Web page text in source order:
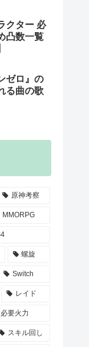
クター 必
凸数一覧
ゼロ』の
る曲の歌
原神考察
MMORPG
螺旋
Switch
レイド
必要火力
スキル回し